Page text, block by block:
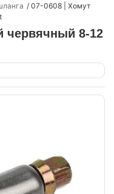
07-0608 | Хомут
червячный 8-12